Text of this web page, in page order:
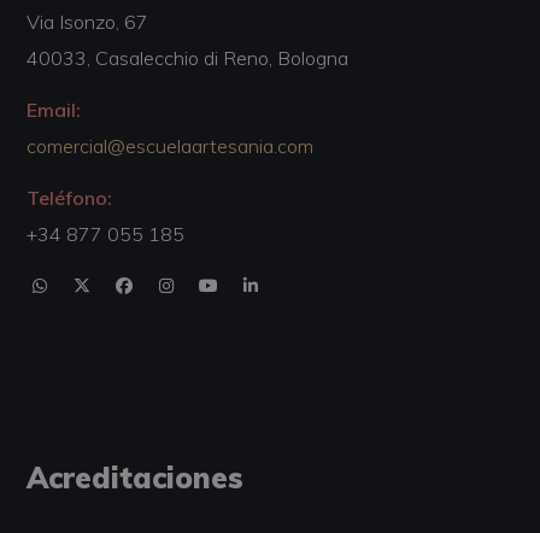
Via Isonzo, 67
40033, Casalecchio di Reno, Bologna
Email:
comercial@escuelaartesania.com
Teléfono:
+34 877 055 185
Acreditaciones